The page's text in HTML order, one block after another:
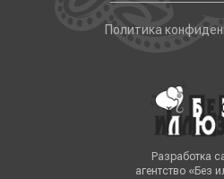
Политика
Разработка
агентство «Без